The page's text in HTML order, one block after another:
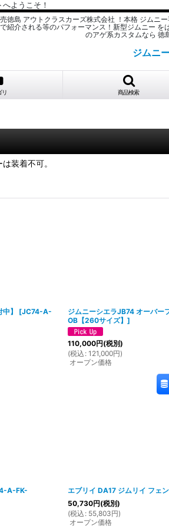
ようこそ！
徳島 アウトクラスカーズ株式会社 ！本格 ジム
紹介される等のパフォーマンス！新型ジムニ
のアゲ系カスタムなら 徳
ジムニ
リ 商品検索
装着不可。
】 [JC74-A-
ジムニーシエラJB74 オーバー
OB【260サイズ】 ]
110,000円(税別)
(税込 : 121,000円)
オープン価格
A-FK-
エブリイ DA17 ジムリイ フェ
50,730円(税別)
(税込 : 55,803円)
オープン価格